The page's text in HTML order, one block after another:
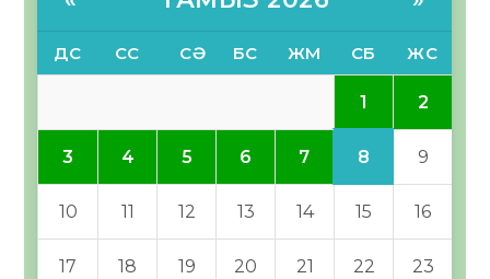
ДС СС СӘ БС ЖМ СБ ЖС
1 2
3 4 5 6 7 8 9
10 11 12 13 14 15 16
17 18 19 20 21 22 23